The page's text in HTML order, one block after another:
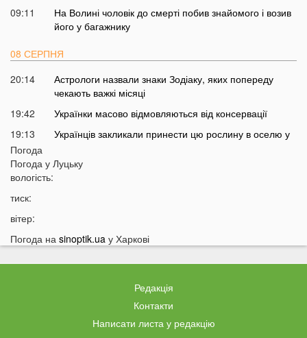
09:11
На Волині чоловік до смерті побив знайомого і возив
його у багажнику
08 СЕРПНЯ
20:14
Астрологи назвали знаки Зодіаку, яких попереду
чекають важкі місяці
19:42
Українки масово відмовляються від консервації
19:13
Українців закликали принести цю рослину в оселю у
18:41
Мороз чи аномальне тепло: якою буде зима в Україні
17:40
17:14
У Луцьку на Ковельській зіткнулися два авто:
На фронті загинув 34-річний Герой з Волині
Погода
Погода у Луцьку
вологість:
тиск:
вітер:
Погода на sinoptik.ua у Харкові
Редакція
Контакти
Написати листа у редакцію